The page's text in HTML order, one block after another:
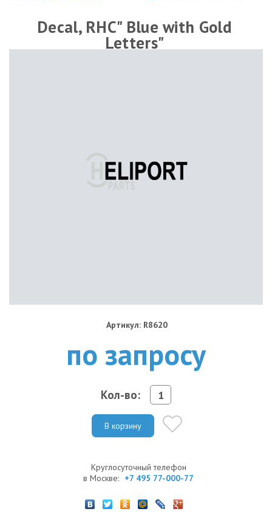
Decal, RHC" Blue with Gold
Letters"
Артикул: R8620
по запросу
Кол-во:
В корзину
Круглосуточный телефон
в Москве: +7 495 77-000-77